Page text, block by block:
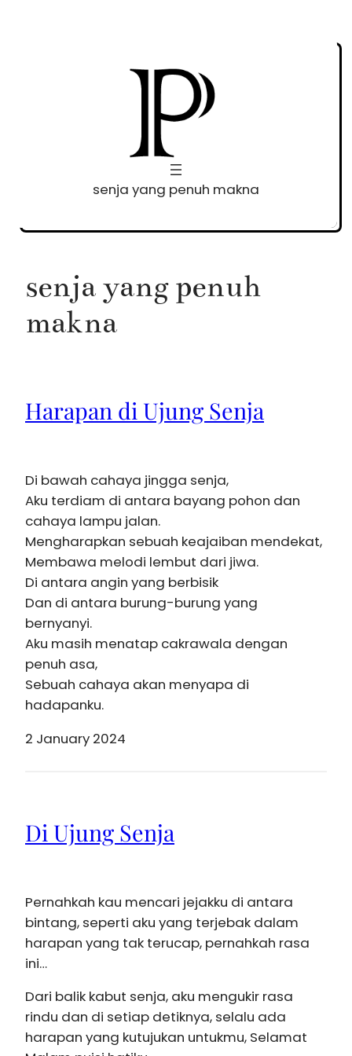
senja yang penuh makna
senja yang penuh
makna
Harapan di Ujung Senja
Di bawah cahaya jingga senja,
Aku terdiam di antara bayang pohon dan
cahaya lampu jalan.
Mengharapkan sebuah keajaiban mendekat,
Membawa melodi lembut dari jiwa.
Di antara angin yang berbisik
Dan di antara burung-burung yang
bernyanyi.
Aku masih menatap cakrawala dengan
penuh asa,
Sebuah cahaya akan menyapa di
hadapanku.
2 January 2024
Di Ujung Senja
Pernahkah kau mencari jejakku di antara
bintang, seperti aku yang terjebak dalam
harapan yang tak terucap, pernahkah rasa
ini…
Dari balik kabut senja, aku mengukir rasa
rindu dan di setiap detiknya, selalu ada
harapan yang kutujukan untukmu, Selamat